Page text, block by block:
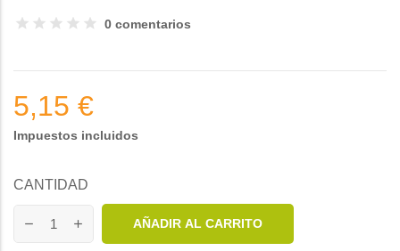
0 comentarios
5,15 €
Impuestos incluidos
CANTIDAD
AÑADIR AL CARRITO